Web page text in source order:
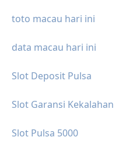
toto macau hari ini
data macau hari ini
Slot Deposit Pulsa
Slot Garansi Kekalahan
Slot Pulsa 5000